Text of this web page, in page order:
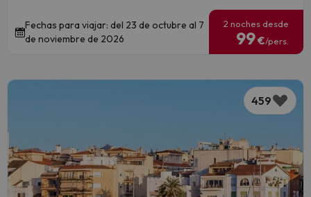
Fechas para viajar: del 23 de octubre al 7
de noviembre de 2026
2 noches desde
99€/pers.
459